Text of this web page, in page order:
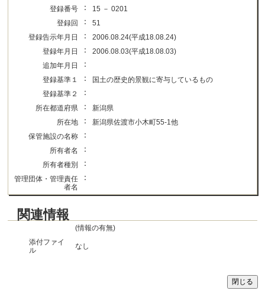
登録番号 ：
15 － 0201
登録回
：
51
登録告示年月日
：
2006.08.24(平成18.08.24)
登録年月日
：
2006.08.03(平成18.08.03)
追加年月日
：
登録基準１ ：
国土の歴史的景観に寄与しているもの
登録基準２
：
所在都道府県 ：
新潟県
所在地
：
新潟県佐渡市小木町55-1他
保管施設の名称
：
所有者名 ：
所有者種別 ：
管理団体・管理責任
者名
：
関連情報
(情報の有無)
添付ファイ
ル
なし